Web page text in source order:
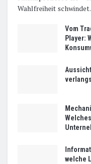
Wahlfreiheit
Vom
Player:
welche